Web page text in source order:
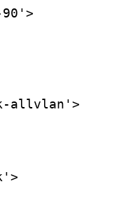
allvlan'>